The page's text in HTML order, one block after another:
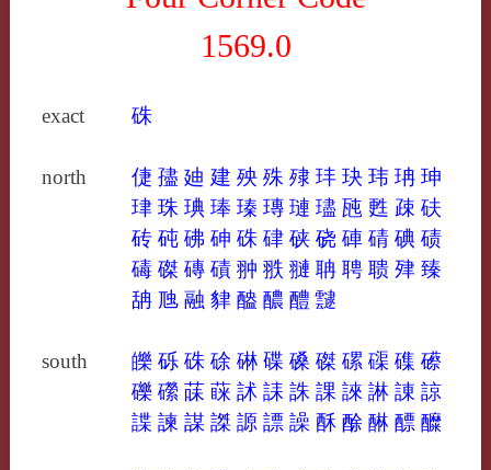
1569.0
exact 硃
north 倢 孻 廸 建 殃 殊 殔 玤 玦 玮 珃 珅
珒 珠 琠 琫 瑧 瑼 璉 璶 瓲 甦 疎 砆
砖 砘 砩 砷 硃 硉 硖 硗 硨 碃 碘 碛
碡 磔 磚 磧 翀 翐 翴 聃 聘 聩 肂 臻
舑 虺 融 貄 醠 醲 醴靆
south 皪 砾 硃 硢 碄 碟 磉 磔 磥 磲 磼 礤
礫 礯 菋 蔝 訹 誄 誅 課 誺 諃 諌 諒
諜 諫 謀 謋 謜 謤 譟 酥 酴 醂 醥 醾